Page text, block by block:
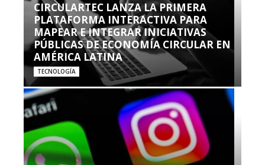
CIRCULARTEC LANZA LA PRIMERA
PLATAFORMA INTERACTIVA PARA
MAPEAR E INTEGRAR INICIATIVAS
PÚBLICAS DE ECONOMÍA CIRCULAR EN
AMÉRICA LATINA
TECNOLOGÍA